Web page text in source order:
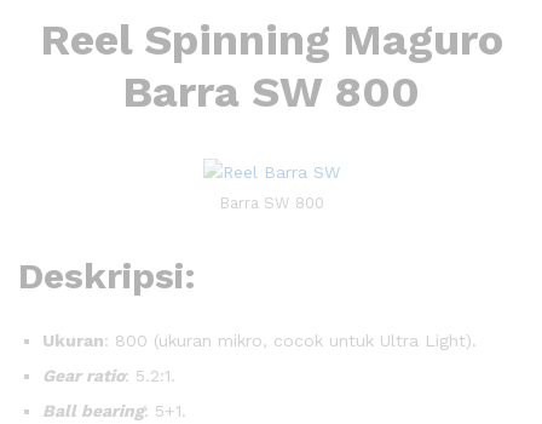
Reel Spinning Maguro
Barra SW 800
Barra SW 800
Deskripsi:
Ukuran: 800 (ukuran mikro, cocok untuk Ultra Light).
Gear ratio: 5.2:1.
Ball bearing: 5+1.